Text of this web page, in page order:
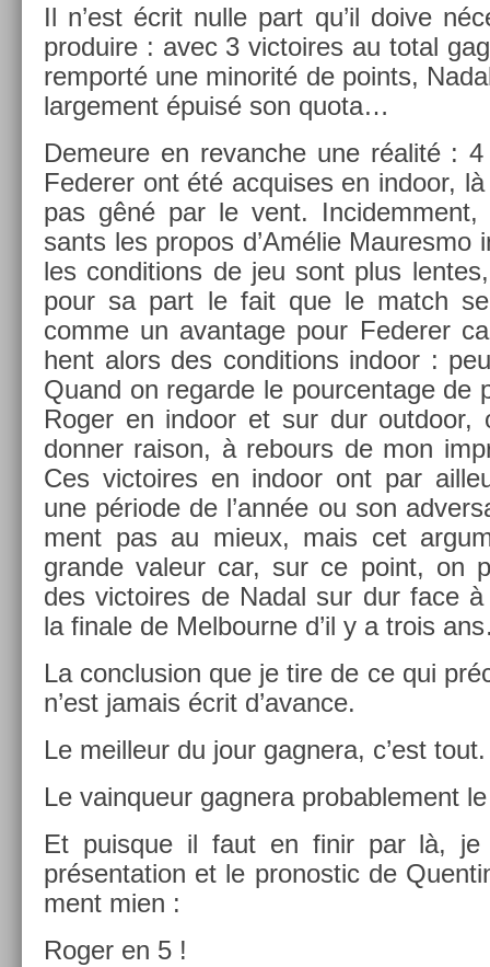
Il n’est écrit nulle part qu’il doive
produire : avec 3 vic­toires au total
re­mporté une minorité de points,
lar­ge­ment épuisé son quota…
De­meure en re­vanche une réalité :
Feder­er ont été ac­quises en in­door,
pas gêné par le vent. In­cidem­ment,
sants les pro­pos d’Amélie Maures­mo
les con­di­tions de jeu sont plus
pour sa part le fait que le match
comme un avan­tage pour Feder­er
hent alors des con­di­tions in­door :
Quand on re­gar­de le pour­centage de
Roger en in­door et sur dur
donn­er raison, à re­bours de mon
Ces vic­toires en in­door ont par
une période de l’année ou son
ment pas au mieux, mais cet
gran­de valeur car, sur ce point, on
des vic­toires de Nadal sur dur face
la fin­ale de Mel­bour­ne d’il y a trois
La con­clus­ion que je tire de ce qui
n’est jamais écrit d’avan­ce.
Le meil­leur du jour gag­nera, c’est tout.
Le vain­queur gag­nera pro­bab­le­ment
Et puis­que il faut en finir par là,
présen­ta­tion et le pro­nos­tic de
ment mien :
Roger en 5 !